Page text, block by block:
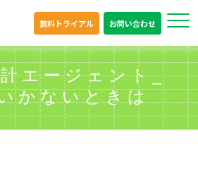
無料トライアル お問い合わせ
エージェント_
かないときは